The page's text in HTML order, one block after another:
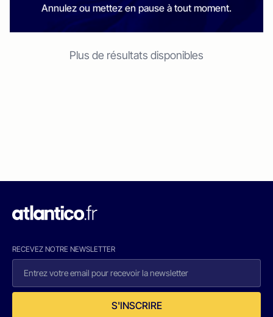
Annulez ou mettez en pause à tout moment.
Plus de résultats disponibles
RECEVEZ NOTRE NEWSLETTER
S'INSCRIRE